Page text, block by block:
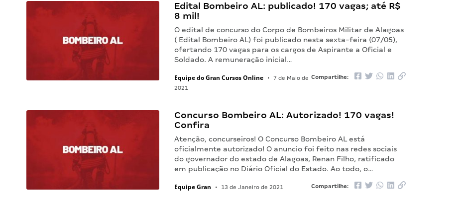
Edital Bombeiro AL: publicado! 170 vagas; até R$
8 mil!
O edital de concurso do Corpo de Bombeiros Militar de Alagoas
( Edital Bombeiro AL) foi publicado nesta sexta-feira (07/05),
ofertando 170 vagas para os cargos de Aspirante a Oficial e
Soldado. A remuneração inicial…
Equipe do Gran Cursos Online •
7 de Maio de
2021
Compartilhe:
Concurso Bombeiro AL: Autorizado! 170 vagas!
Confira
Atenção, concurseiros! O Concurso Bombeiro AL está
oficialmente autorizado! O anuncio foi feito nas redes sociais
do governador do estado de Alagoas, Renan Filho, ratificado
em publicação no Diário Oficial do Estado. Ao todo, o…
Equipe Gran • 13 de Janeiro de 2021 Compartilhe: